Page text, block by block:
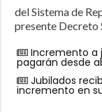
del Sistema de
presente Decreto
Incremento a
pagarán desde
Jubilados
incremento en